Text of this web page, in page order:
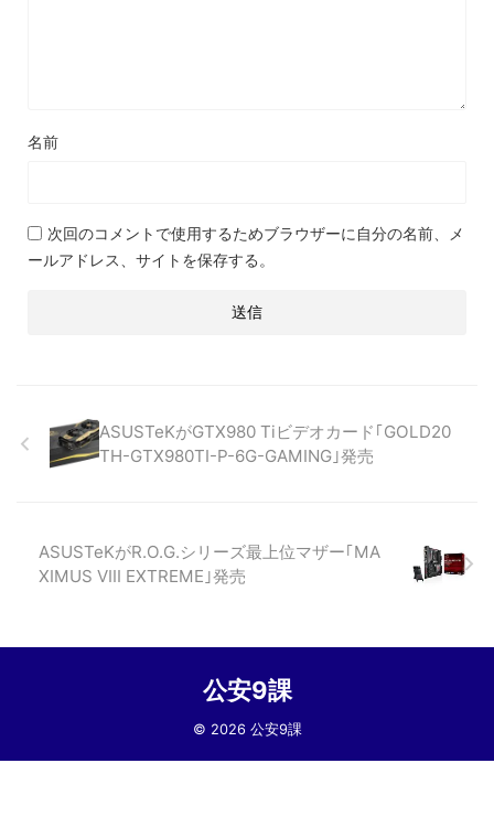
名前
次回のコメントで使用するためブラウザーに自分の名前、メ
ールアドレス、サイトを保存する。
ASUSTeKがGTX980 Tiビデオカード｢GOLD20
TH-GTX980TI-P-6G-GAMING｣発売
ASUSTeKがR.O.G.シリーズ最上位マザー｢MA
XIMUS VIII EXTREME｣発売
公安9課
© 2026 公安9課